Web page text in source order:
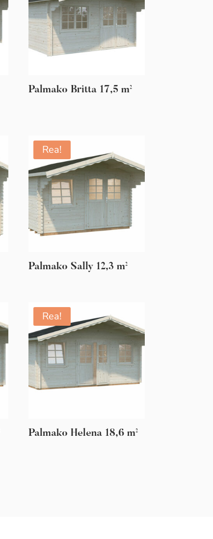
Palmako Britta 17,5 m²
Rea!
Palmako Sally 12,3 m²
Rea!
Palmako Helena 18,6 m²